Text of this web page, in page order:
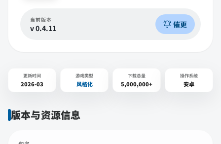
当前版本
v0.4.11 催更
更新时间
2026-03
游戏类型
风格化
下载总量
5,000,000+
操作系统
安卓
版本与资源信息